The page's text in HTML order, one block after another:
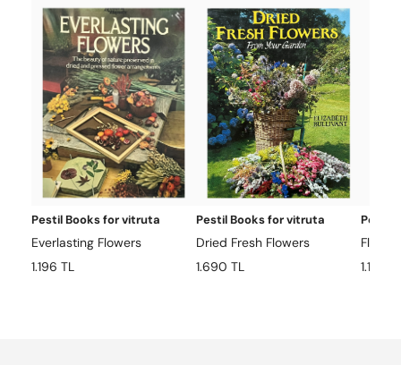
Pestil Books for vitruta
Everlasting Flowers
1.196 TL
Pestil Books for vitruta
Dried Fresh Flowers
1.690 TL
Pestil
1.144